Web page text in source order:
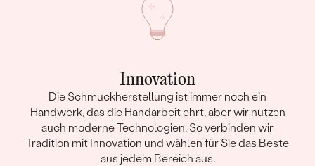
Innovation
Die Schmuckherstellung ist immer noch ein
Handwerk, das die Handarbeit ehrt, aber wir nutzen
auch moderne Technologien. So verbinden wir
Tradition mit Innovation und wählen für Sie das Beste
aus jedem Bereich aus.